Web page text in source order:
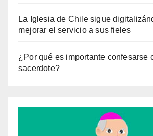
La Iglesia de Chile sigue
mejorar el servicio a sus fieles
¿Por qué es importante confesarse
sacerdote?